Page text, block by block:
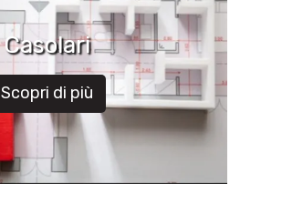
Casolari
Scopri di più